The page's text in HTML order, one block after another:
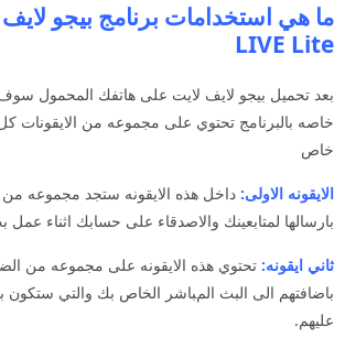
LIVE Lite
بعد تحميل بيجو لايف لايت على هاتفك المحمول
خاصه بالبرنامج تحتوي على مجموعه من الايقونات كل
خاص
الايقونه الاولى: داخل هذه الايقونه ستجد مجموعه من
بارسالها لمتابعينك والاصدقاء على حسابك اثناء
ثاني ايقونه: تحتوي هذه الايقونه على مجموعه من
باضافتهم الى البث المباشر الخاص بك والتي ستكون
عليهم.